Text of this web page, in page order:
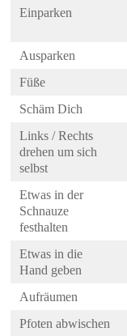
Einparken
Ausparken
Füße
Schäm Dich
Links / Rechts
drehen um sich
selbst
Etwas in der
Schnauze
festhalten
Etwas in die
Hand geben
Aufräumen
Pfoten abwischen